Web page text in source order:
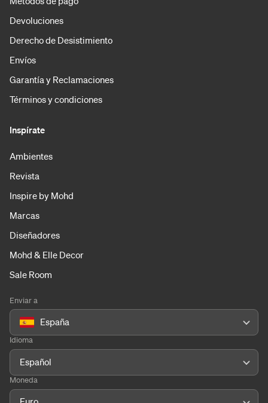
Devoluciones
Derecho de Desistimiento
Envíos
Garantía y Reclamaciones
Términos y condiciones
Inspírate
Ambientes
Revista
Inspire by Mohd
Marcas
Diseñadores
Mohd & Elle Decor
Sale Room
Enviar a
España
Idioma
Español
Moneda